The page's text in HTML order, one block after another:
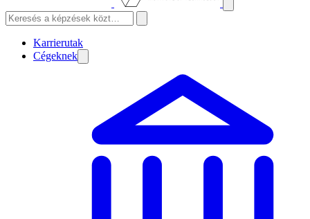
Karrierutak
Cégeknek